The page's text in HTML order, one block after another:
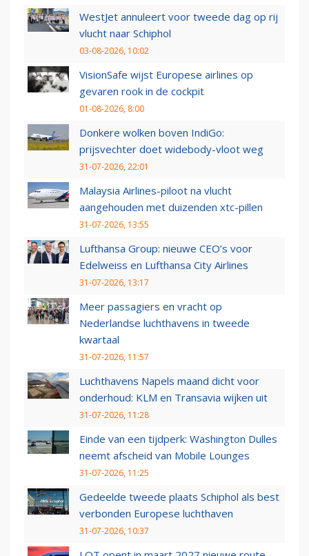
WestJet annuleert voor tweede dag op rij
vlucht naar Schiphol
03-08-2026, 10:02
VisionSafe wijst Europese airlines op
gevaren rook in de cockpit
01-08-2026, 8:00
Donkere wolken boven IndiGo:
prijsvechter doet widebody-vloot weg
31-07-2026, 22:01
Malaysia Airlines-piloot na vlucht
aangehouden met duizenden xtc-pillen
31-07-2026, 13:55
Lufthansa Group: nieuwe CEO’s voor
Edelweiss en Lufthansa City Airlines
31-07-2026, 13:17
Meer passagiers en vracht op
Nederlandse luchthavens in tweede
kwartaal
31-07-2026, 11:57
Luchthavens Napels maand dicht voor
onderhoud: KLM en Transavia wijken uit
31-07-2026, 11:28
Einde van een tijdperk: Washington Dulles
neemt afscheid van Mobile Lounges
31-07-2026, 11:25
Gedeelde tweede plaats Schiphol als best
verbonden Europese luchthaven
31-07-2026, 10:37